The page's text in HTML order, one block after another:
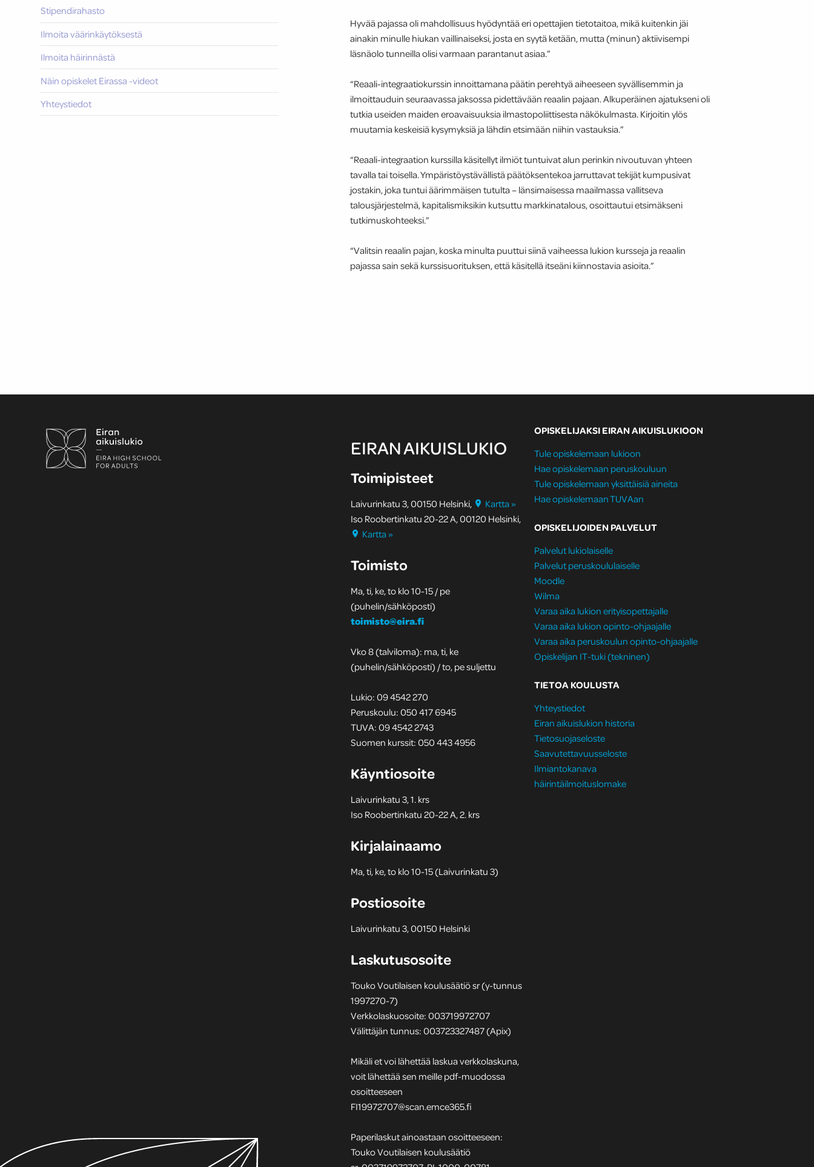
Hyvää pajassa oli mahdollisuus hyödyntää eri opettajien tietotaitoa, mikä kuitenkin jäi
ainakin minulle hiukan vaillinaiseksi, josta en syytä ketään, mutta (minun) aktiivisempi
läsnäolo tunneilla olisi varmaan parantanut asiaa.”
“Reaali-integraatiokurssin innoittamana päätin perehtyä aiheeseen syvällisemmin ja
ilmoittauduin seuraavassa jaksossa pidettävään reaalin pajaan. Alkuperäinen ajatukseni oli
tutkia useiden maiden eroavaisuuksia ilmastopoliittisesta näkökulmasta. Kirjoitin ylös
muutamia keskeisiä kysymyksiä ja lähdin etsimään niihin vastauksia.”
“Reaali-integraation kurssilla käsitellyt ilmiöt tuntuivat alun perinkin nivoutuvan yhteen
tavalla tai toisella. Ympäristöystävällistä päätöksentekoa jarruttavat tekijät kumpusivat
jostakin, joka tuntui äärimmäisen tutulta – länsimaisessa maailmassa vallitseva
talousjärjestelmä, kapitalismiksikin kutsuttu markkinatalous, osoittautui etsimäkseni
tutkimuskohteeksi.”
“Valitsin reaalin pajan, koska minulta puuttui siinä vaiheessa lukion kursseja ja reaalin
pajassa sain sekä kurssisuorituksen, että käsitellä itseäni kiinnostavia asioita.”
Stipendirahasto
Ilmoita väärinkäytöksestä
Ilmoita häirinnästä
Näin opiskelet Eirassa -videot
Yhteystiedot
EIRAN AIKUISLUKIO
Toimipisteet
Laivurinkatu 3, 00150 Helsinki,
Kartta »
Iso Roobertinkatu 20-22 A, 00120 Helsinki,
Kartta »
Toimisto
Ma, ti, ke, to klo 10-15 / pe
(puhelin/sähköposti)
toimisto@eira.fi
Vko 8 (talviloma): ma, ti, ke
(puhelin/sähköposti) / to, pe suljettu
Lukio: 09 4542 270
Peruskoulu: 050 417 6945
TUVA: 09 4542 2743
Suomen kurssit: 050 443 4956
Käyntiosoite
Laivurinkatu 3, 1. krs
Iso Roobertinkatu 20-22 A, 2. krs
Kirjalainaamo
Ma, ti, ke, to klo 10-15 (Laivurinkatu 3)
Postiosoite
Laivurinkatu 3, 00150 Helsinki
Laskutusosoite
Touko Voutilaisen koulusäätiö sr (y-tunnus
1997270-7)
Verkkolaskuosoite: 003719972707
Välittäjän tunnus: 003723327487 (Apix)
Mikäli et voi lähettää laskua verkkolaskuna,
voit lähettää sen meille pdf-muodossa
osoitteeseen
FI19972707@scan.emce365.fi
Paperilaskut ainoastaan osoitteeseen:
Touko Voutilaisen koulusäätiö
OPISKELIJAKSI EIRAN AIKUISLUKIOON
Tule opiskelemaan lukioon
Hae opiskelemaan peruskouluun
Tule opiskelemaan yksittäisiä aineita
Hae opiskelemaan TUVAan
OPISKELIJOIDEN PALVELUT
Palvelut lukiolaiselle
Palvelut peruskoululaiselle
Moodle
Wilma
Varaa aika lukion erityisopettajalle
Varaa aika lukion opinto-ohjaajalle
Varaa aika peruskoulun opinto-ohjaajalle
Opiskelijan IT-tuki (tekninen)
TIETOA KOULUSTA
Yhteystiedot
Eiran aikuislukion historia
Tietosuojaseloste
Saavutettavuusseloste
Ilmiantokanava
häirintäilmoituslomake